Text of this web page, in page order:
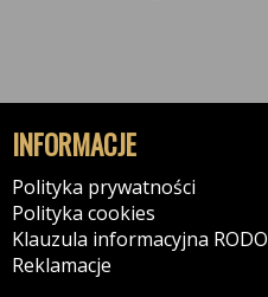
INFORMACJE
Polityka prywatności
Polityka cookies
Klauzula informacyjna RODO
Reklamacje